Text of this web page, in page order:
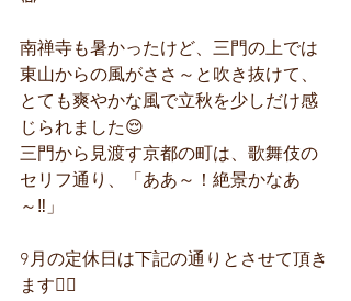
南禅寺も暑かったけど、三門の上では
東山からの風がささ～と吹き抜けて、
とても爽やかな風で立秋を少しだけ感
じられました😌
三門から見渡す京都の町は、歌舞伎の
セリフ通り、「ああ～！絶景かなあ
～‼️」
9月の定休日は下記の通りとさせて頂き
ます🙇‍♀️